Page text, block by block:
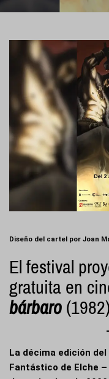
Diseño del cartel por Joan
El festival
gratuita en
bárbaro
La décima edición
Fantástico de Elche –